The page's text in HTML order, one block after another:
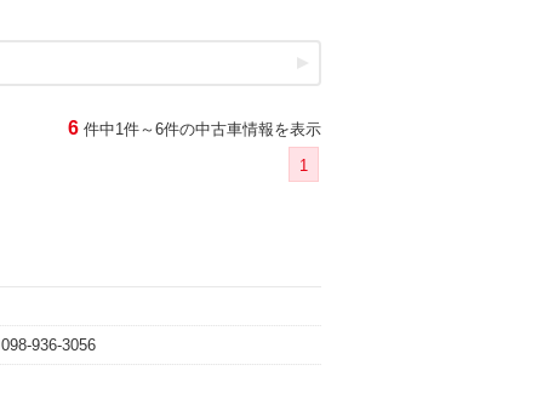
6 件中1件～6件の中古車情報を表示
1
098-936-3056